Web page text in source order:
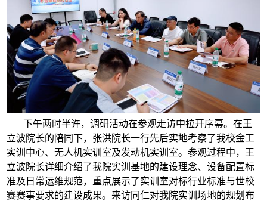
下午两时半许，调研活动在参观走访中拉开序幕。在王
立波院长的陪同下，张洪院长一行先后实地考察了我校金工
实训中心、无人机实训室及发动机实训室。参观过程中，王
立波院长详细介绍了我院实训基地的建设理念、设备配置标
准及日常运维规范，重点展示了实训室对标行业标准与世校
赛赛事要求的建设成果。来访同仁对我院实训场地的规划布